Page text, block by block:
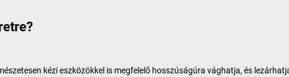
kézi eszközökkel is megfelelő hosszúságúra vághatja, és